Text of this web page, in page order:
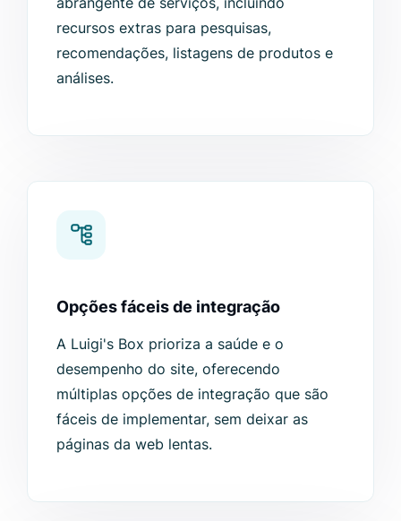
recursos extras para pesquisas,
recomendações, listagens de produtos e
análises.
Opções fáceis de integração
A Luigi's Box prioriza a saúde e o
desempenho do site, oferecendo
múltiplas opções de integração que são
fáceis de implementar, sem deixar as
páginas da web lentas.